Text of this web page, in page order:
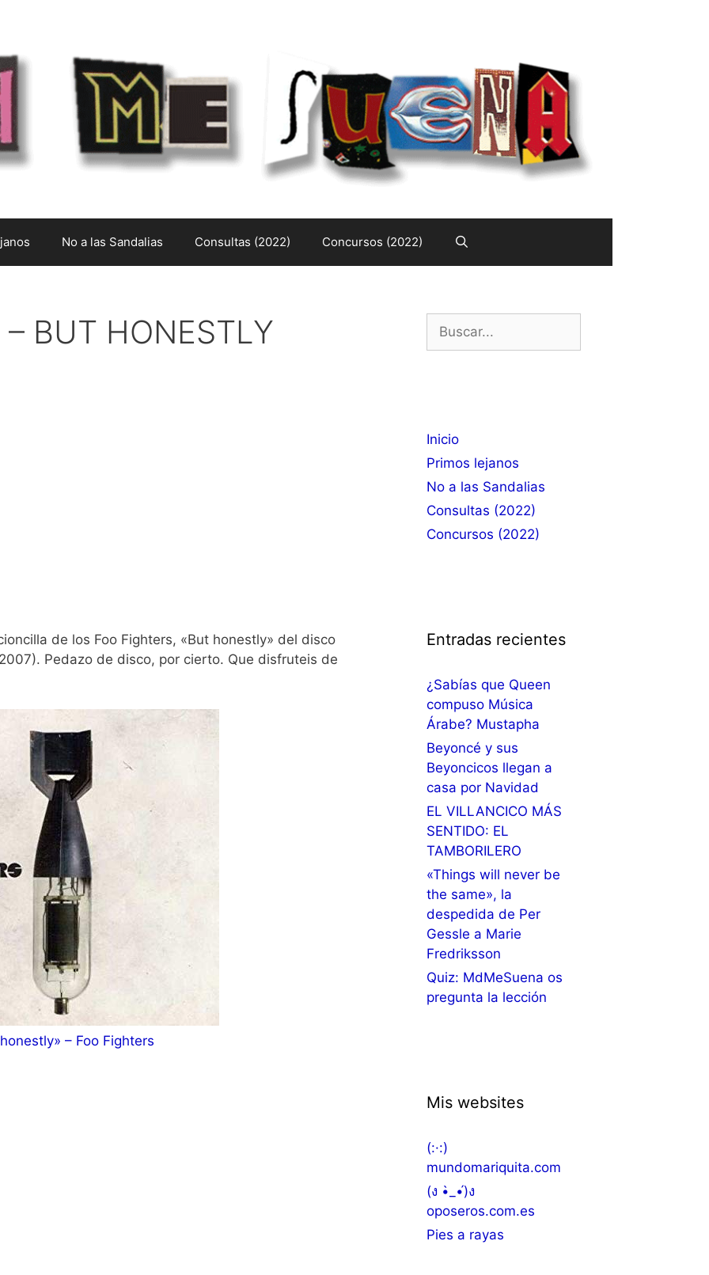
No a las Sandalias Consultas (2022) Concursos (2022)
BUT HONESTLY
de los Foo Fighters, «But honestly» del disco
Pedazo de disco, por cierto. Que disfruteis de
– Foo Fighters
Inicio
Primos lejanos
No a las Sandalias
Consultas (2022)
Concursos (2022)
Entradas recientes
¿Sabías que Queen
compuso Música
Árabe? Mustapha
Beyoncé y sus
Beyoncicos llegan a
casa por Navidad
EL VILLANCICO MÁS
SENTIDO: EL
TAMBORILERO
«Things will never be
the same», la
despedida de Per
Gessle a Marie
Fredriksson
Quiz: MdMeSuena os
pregunta la lección
Mis websites
(:·:)
mundomariquita.com
(ง •̀_•́)ง
oposeros.com.es
Pies a rayas